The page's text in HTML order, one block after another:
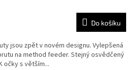
Do košíku
jsou zpět v novém designu. Vylepšená
na method feeder. Stejný osvědčený
očky s větším...